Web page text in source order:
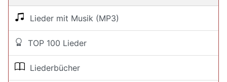
Lieder mit Musik (MP3)
TOP 100 Lieder
Liederbücher